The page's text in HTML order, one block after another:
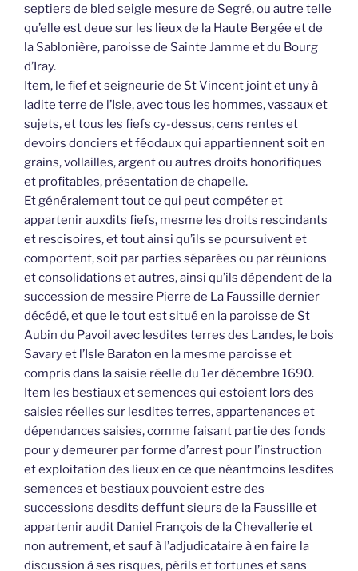
septiers de bled seigle mesure de Segré, ou autre telle
qu’elle est deue sur les lieux de la Haute Bergée et de
la Sablonière, paroisse de Sainte Jamme et du Bourg
d’Iray.
Item, le fief et seigneurie de St Vincent joint et uny à
ladite terre de l’Isle, avec tous les hommes, vassaux et
sujets, et tous les fiefs cy-dessus, cens rentes et
devoirs donciers et féodaux qui appartiennent soit en
grains, vollailles, argent ou autres droits honorifiques
et profitables, présentation de chapelle.
Et généralement tout ce qui peut compéter et
appartenir auxdits fiefs, mesme les droits rescindants
et rescisoires, et tout ainsi qu’ils se poursuivent et
comportent, soit par parties séparées ou par réunions
et consolidations et autres, ainsi qu’ils dépendent de la
succession de messire Pierre de La Faussille dernier
décédé, et que le tout est situé en la paroisse de St
Aubin du Pavoil avec lesdites terres des Landes, le bois
Savary et l’Isle Baraton en la mesme paroisse et
compris dans la saisie réelle du 1er décembre 1690.
Item les bestiaux et semences qui estoient lors des
saisies réelles sur lesdites terres, appartenances et
dépendances saisies, comme faisant partie des fonds
pour y demeurer par forme d’arrest pour l’instruction
et exploitation des lieux en ce que néantmoins lesdites
semences et bestiaux pouvoient estre des
successions desdits deffunt sieurs de la Faussille et
appartenir audit Daniel François de la Chevallerie et
non autrement, et sauf à l’adjudicataire à en faire la
discussion à ses risques, périls et fortunes et sans